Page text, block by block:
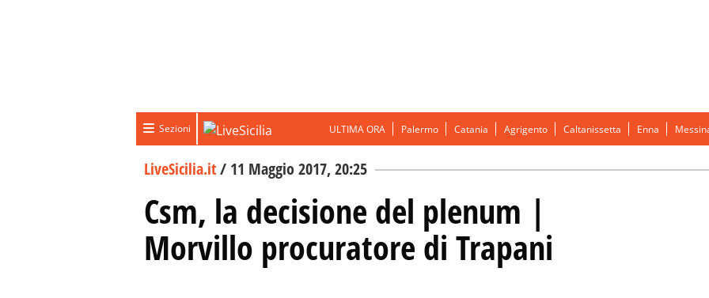
Sezioni ULTIMA ORA Palermo Catania Agrigento Caltanissetta Enna
LiveSicilia.it/ 11 Maggio 2017, 20:25
Csm, la decisione del plenum |
Morvillo procuratore di Trapani